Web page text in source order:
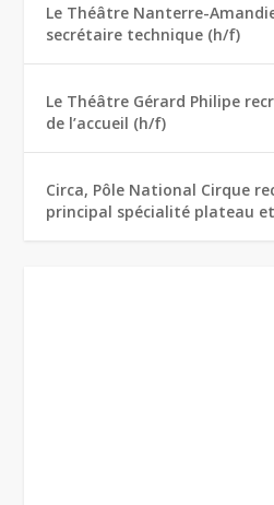
Le Théâtre Nanterre-
secrétaire technique (h/f)
Le Théâtre Gérard Philipe
de l’accueil (h/f)
Circa, Pôle National Cirque
principal spécialité plateau